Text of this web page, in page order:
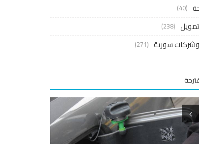
(40)
(238)
سورية (271)